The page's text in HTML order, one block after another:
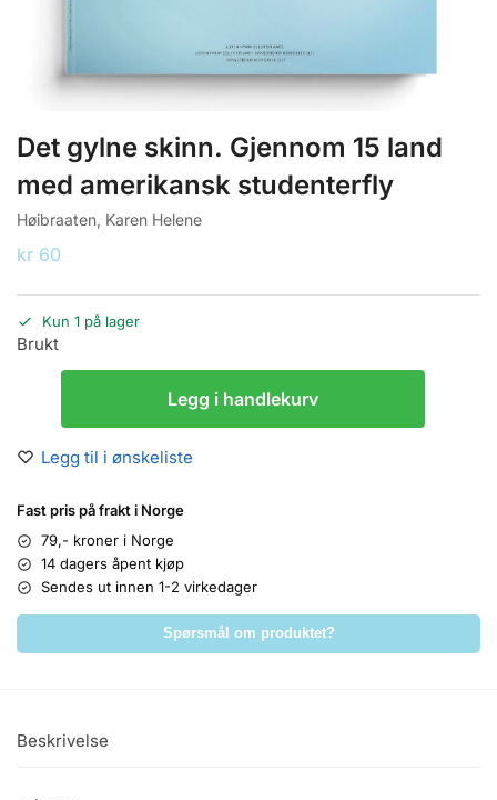
Det gylne skinn. Gjennom 15 land
med amerikansk studenterfly
Høibraaten, Karen Helene
kr 60
Kun 1 på lager
Brukt
Legg i handlekurv
Legg til i ønskeliste
Fast pris på frakt i Norge
79,- kroner i Norge
14 dagers åpent kjøp
Sendes ut innen 1-2 virkedager
Spørsmål om produktet?
Beskrivelse